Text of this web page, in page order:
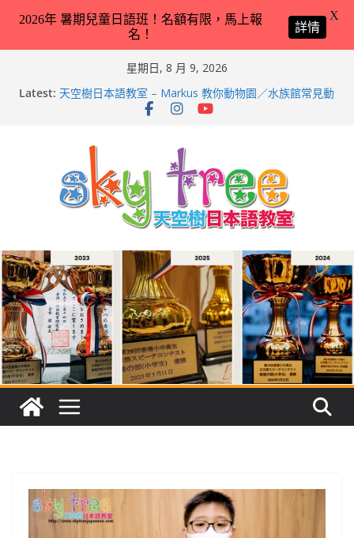
星期日, 8 月 9, 2026
Latest: 天空樹日本語教室 – Markus 教你動物園／水族館常見動
物名稱 – 2026-Feb-9
第21回（2026）香港小中高生日本語スピーチコンテス
ト（日語朗誦比賽）再次獲得優異成績！
2026兒童日語暑期班（適合完全未學過日語 3 － 11 歲
小朋友）！
天空樹日本語教室 – Tyler 教你動物園／水族館常見動物
2026年 暑期兒童日語班！名額有限，馬上報
名！
詳情
X